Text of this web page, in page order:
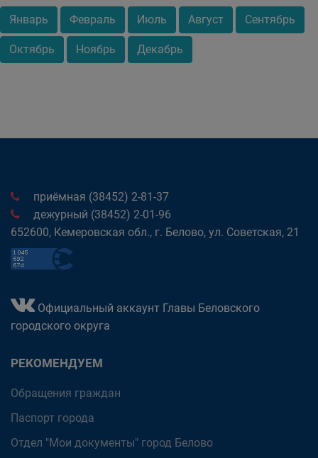
Январь Февраль Июль Август Сентябрь
Октябрь Ноябрь Декабрь
приёмная (38452) 2-81-37
дежурный (38452) 2-01-96
652600, Кемеровская обл., г. Белово, ул. Советская, 21
Официальный аккаунт Главы Беловского
городского округа
РЕКОМЕНДУЕМ
Обращения граждан
Паспорт города
Отдел "Мои документы" город Белово